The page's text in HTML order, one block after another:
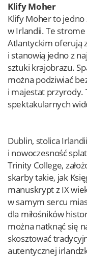
Klify Moher
Klify Moher to
w Irlandii. Te
Atlantyckim oferują
i stanowią jedno z
sztuki krajobrazu.
można podziwiać
i majestat przyrody.
spektakularnych
Dublin, stolica
i nowoczesność
Trinity College,
skarby takie, jak
manuskrypt z IX
w samym sercu
dla miłośników
można natknąć się
skosztować
autentycznej